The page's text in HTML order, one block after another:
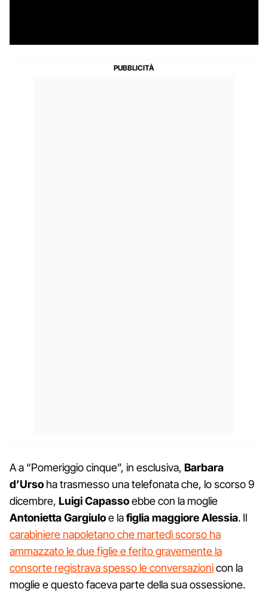
A a “Pomeriggio cinque”, in esclusiva, Barbara
d’Urso ha trasmesso una telefonata che, lo scorso 9
dicembre, Luigi Capassoebbe con la moglie
Antonietta Gargiuloe lafiglia maggiore Alessia. Il
carabiniere napoletano che martedì scorso ha
ammazzato le due figlie e ferito gravemente la
consorte registrava spesso le conversazionicon la
moglie e questo faceva parte della sua ossessione.